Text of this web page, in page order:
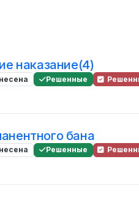
наказание(4)
Решенные
бана
Решенные